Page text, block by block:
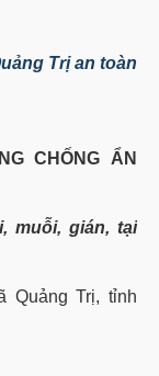
Trị an toàn
CHỐNG ẨN
muỗi, gián, tại
Quảng Trị, tỉnh